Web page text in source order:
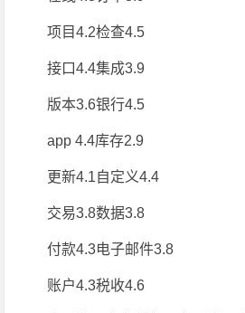
项目4.2检查4.5
接口4.4集成3.9
版本3.6银行4.5
app 4.4库存2.9
更新4.1自定义4.4
交易3.8数据3.8
付款4.3电子邮件3.8
账户4.3税收4.6